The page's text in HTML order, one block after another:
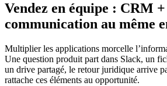
Vendez en équipe : CRM
communication au même
Multiplier les applications morcelle
Une question produit part dans Slack, un
un drive partagé, le retour juridique arrive
rattache ces éléments au opportunité.